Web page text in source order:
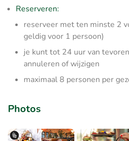
Reserveren:
reserveer met ten minste 2
geldig voor 1 persoon)
je kunt tot 24 uur van
annuleren of wijzigen
maximaal 8 personen per
Photos